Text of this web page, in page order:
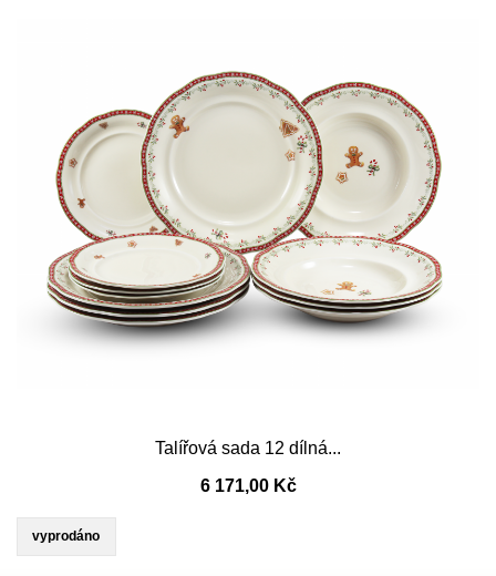
Talířová sada 12 dílná...
6 171,00 Kč
vyprodáno